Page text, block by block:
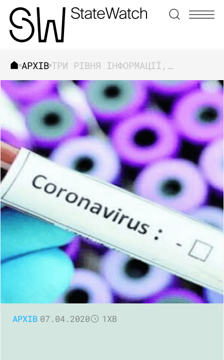
АРХІВ ТРИ РІВНЯ ІНФОРМАЦІЇ, ЯКУ ПРИХОВУЄ ВЛАДА ЩОДО ПРОТИДІЇ КОРОНАВІРУСУ
АРХІВ 07.04.2020 1ХВ